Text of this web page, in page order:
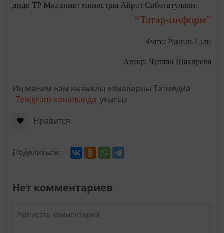
диде ТР Мәдәният министры Айрат Сибагатуллин.
“Татар-информ”
Фото: Рамиль Гали
Автор: Чулпан Шакирова
Иң мөһим һәм кызыклы язмаларны Татмедиа
Telegram-каналында укыгыз
Нравится
Поделиться:
Нет комментариев